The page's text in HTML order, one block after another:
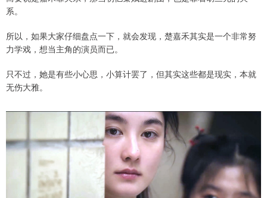
系。
所以，如果大家仔细盘点一下，就会发现，楚嘉禾其实是一个非常努
力学戏，想当主角的演员而已。
只不过，她是有些小心思，小算计罢了，但其实这些都是现实，本就
无伤大雅。